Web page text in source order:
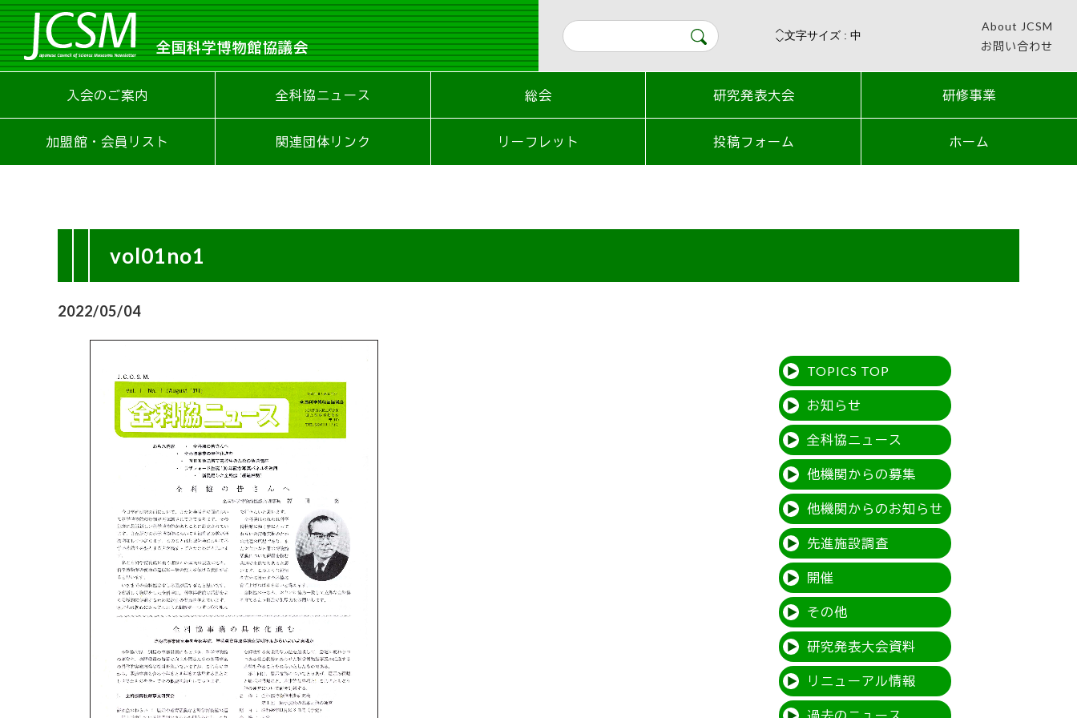
全国科学博物館協議会
About JCSM
お問い合わせ
入会のご案内 全科協ニュース 総会 研究発表大会 研修事業
加盟館・会員リスト 関連団体リンク リーフレット 投稿フォーム ホーム
vol01no1
2022/05/04
TOPICS TOP
お知らせ
全科協ニュース
他機関からの募集
他機関からのお知らせ
先進施設調査
開催
その他
研究発表大会資料
リニューアル情報
過去のニュース